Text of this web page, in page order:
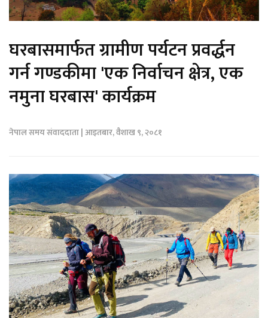
घरबासमार्फत ग्रामीण पर्यटन प्रवर्द्धन
गर्न गण्डकीमा 'एक निर्वाचन क्षेत्र, एक
नमुना घरबास' कार्यक्रम
नेपाल समय संवाददाता | आइतबार, वैशाख ९, २०८१